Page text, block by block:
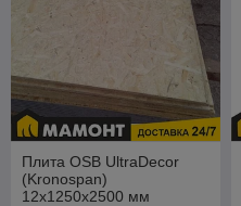
Плита OSB UltraDecor
(Kronospan)
12х1250х2500 мм